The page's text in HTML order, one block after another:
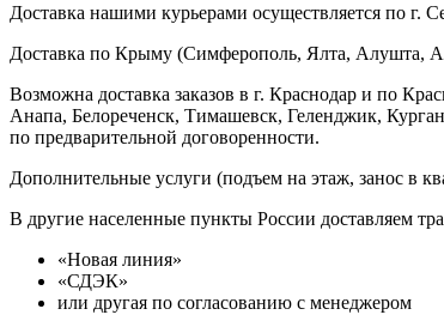
Доставка нашими курьерами осуществляется по г.
Доставка по Крыму (Симферополь, Ялта, Алушта,
Возможна доставка заказов в г. Краснодар и по
Анапа, Белореченск, Тимашевск, Геленджик,
по предварительной договоренности.
Дополнительные услуги (подъем на этаж, занос в
В другие населенные пункты России доставляем
«Новая линия»
«СДЭК»
или другая по согласованию с менеджером